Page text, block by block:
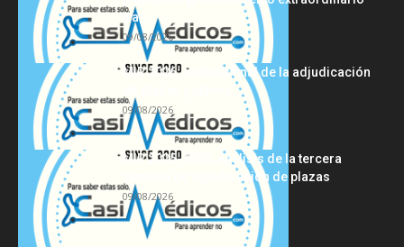
tras...
09/08/2026
MIR 2026: análisis final de la adjudicación
de plazas y claves...
09/08/2026
MIR 2025-2026: análisis de la tercera
semana de adjudicación de plazas
09/08/2026